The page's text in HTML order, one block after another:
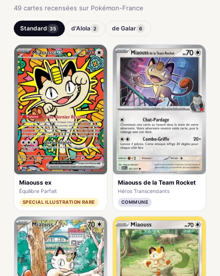
49 cartes recensées sur Pokémon-France
Standard 35 d'Alola 2 de Galar 6
Miaouss ex
Équilibre Parfait
SPECIAL ILLUSTRATION RARE
Miaouss de la Team Rocket
Héros Transcendants
COMMUNE